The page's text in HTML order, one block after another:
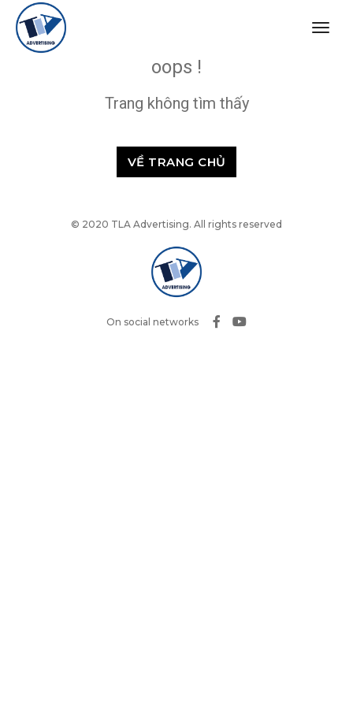
oops !
Trang không tìm thấy
VỀ TRANG CHỦ
© 2020 TLA Advertising. All rights reserved
On social networks